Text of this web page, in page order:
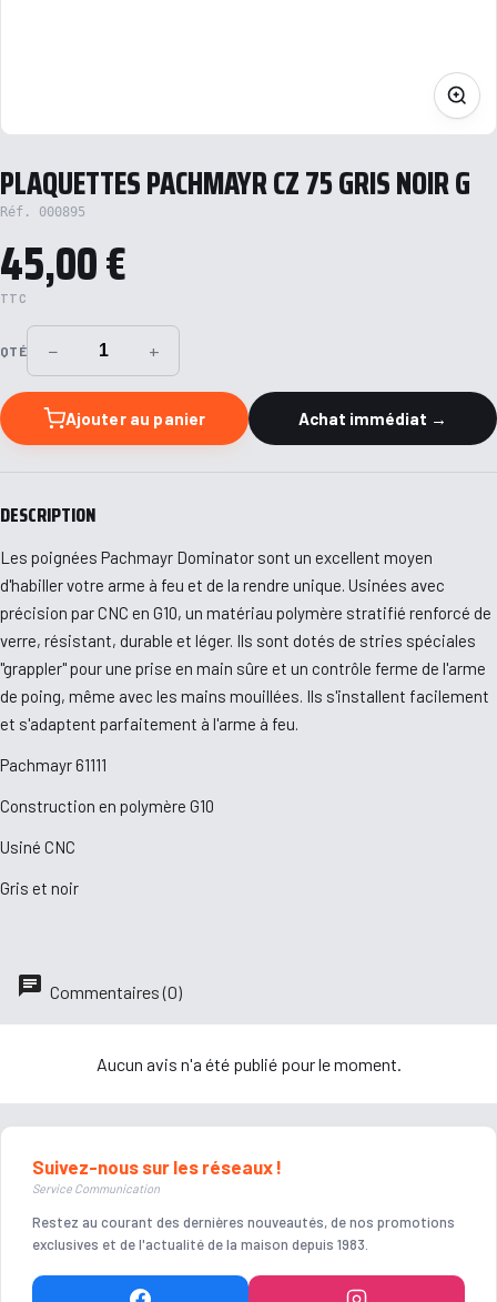
PLAQUETTES PACHMAYR CZ 75 GRIS NOIR G
Réf. 000895
45,00 €
TTC
QTÉ − +
Ajouter au panier Achat immédiat →
DESCRIPTION
Les poignées Pachmayr Dominator sont un excellent moyen
d'habiller votre arme à feu et de la rendre unique. Usinées avec
précision par CNC en G10, un matériau polymère stratifié renforcé de
verre, résistant, durable et léger. Ils sont dotés de stries spéciales
"grappler" pour une prise en main sûre et un contrôle ferme de l'arme
de poing, même avec les mains mouillées. Ils s'installent facilement
et s'adaptent parfaitement à l'arme à feu.
Pachmayr 61111
Construction en polymère G10
Usiné CNC
Gris et noir
Commentaires (0)
Aucun avis n'a été publié pour le moment.
Suivez-nous sur les réseaux !
Service Communication
Restez au courant des dernières nouveautés, de nos promotions
exclusives et de l'actualité de la maison depuis 1983.